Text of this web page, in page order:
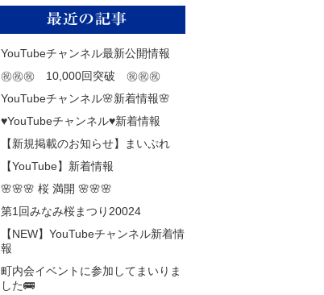
YouTubeチャンネル最新公開情報
㊗㊗㊗ 10,000回突破 ㊗㊗㊗
YouTubeチャンネル🌸新着情報🌸
♥YouTubeチャンネル♥新着情報
【新規掲載のお知らせ】まいぷれ
【YouTube】️新着情報
🌸🌸🌸 桜 満開 🌸🌸🌸
第1回みなみ桜まつり20024
【NEW】YouTubeチャンネル新着情
報
町内会イベントに参加してまいりま
した🚌